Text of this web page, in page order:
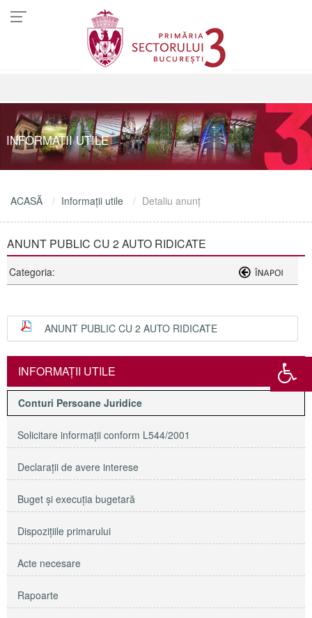
INFORMAŢII UTILE
ACASĂ Informaţii utile Detaliu anunţ
ANUNT PUBLIC CU 2 AUTO RIDICATE
Categoria:
ANUNT PUBLIC CU 2 AUTO RIDICATE
INFORMAŢII UTILE
Conturi Persoane Juridice
Solicitare informaţii conform L544/2001
Declaraţii de avere interese
Buget şi execuţia bugetară
Dispoziţiile primarului
Acte necesare
Rapoarte